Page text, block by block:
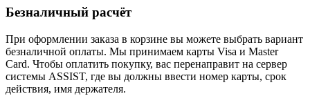
Безналичный расчёт
При оформлении заказа в корзине вы можете выбрать вариант
безналичной оплаты. Мы принимаем карты Visa и Master
Card. Чтобы оплатить покупку, вас перенаправит на сервер
системы ASSIST, где вы должны ввести номер карты, срок
действия, имя держателя.